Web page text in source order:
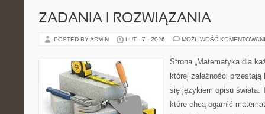
ZADANIA I ROZWIĄZANIA
POSTED BY ADMIN LUT - 7 - 2026 MOŻLIWOŚĆ
Strona „Matematyka dla
której zależności
się językiem opisu świata.
które chcą ogarnić